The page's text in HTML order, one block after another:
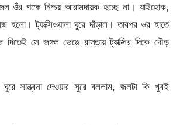
ওঁর পক্ষে নিশ্চয় আরামদায়ক হচ্ছে না। যাইহোক,
হলো। ট্যাক্সিওয়ালা ঘুরে দাঁড়াল। তারপর ওর হাতে
দিতেই সে জঙ্গল ভেঙে রাস্তায় ট্যাক্সির দিকে দৌড়
ঘুরে সান্ত্বনা দেওয়ার সুরে বললাম, জলটা কি খুবই